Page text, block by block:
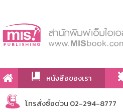
หนังสือของเรา
เกี่ยวกับเรา
โทรสั่งซื้อด่วน 02-294-8777